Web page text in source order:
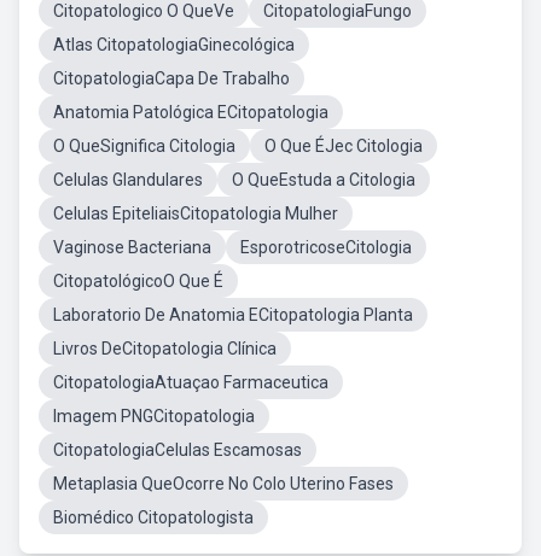
Citopatologico O QueVe
CitopatologiaFungo
Atlas CitopatologiaGinecológica
CitopatologiaCapa De Trabalho
Anatomia Patológica ECitopatologia
O QueSignifica Citologia
O Que ÉJec Citologia
Celulas Glandulares
O QueEstuda a Citologia
Celulas EpiteliaisCitopatologia Mulher
Vaginose Bacteriana
EsporotricoseCitologia
CitopatológicoO Que É
Laboratorio De Anatomia ECitopatologia Planta
Livros DeCitopatologia Clínica
CitopatologiaAtuaçao Farmaceutica
Imagem PNGCitopatologia
CitopatologiaCelulas Escamosas
Metaplasia QueOcorre No Colo Uterino Fases
Biomédico Citopatologista